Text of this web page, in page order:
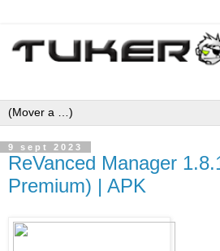
9 sept 2023
ReVanced Manager
Premium) | APK